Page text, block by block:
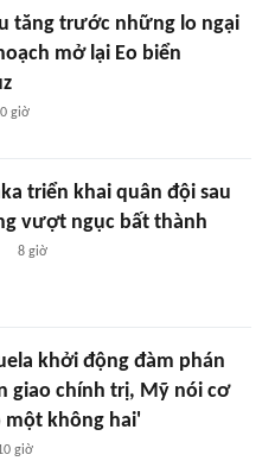
tăng trước những lo ngại
mở lại Eo biển
giờ
triển khai quân đội sau
vượt ngục bất thành
8 giờ
khởi động đàm phán
giao chính trị, Mỹ nói cơ
một không hai'
giờ